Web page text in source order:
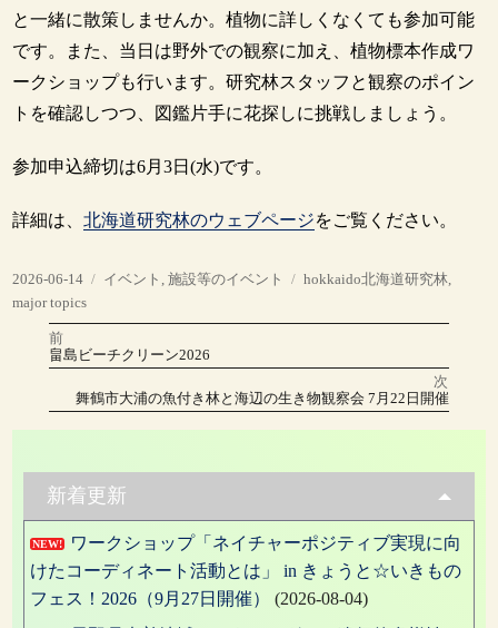
と一緒に散策しませんか。植物に詳しくなくても参加可能
です。また、当日は野外での観察に加え、植物標本作成ワ
ークショップも行います。研究林スタッフと観察のポイン
トを確認しつつ、図鑑片手に花探しに挑戦しましょう。
参加申込締切は6月3日(水)です。
詳細は、北海道研究林のウェブページをご覧ください。
投
稿
2026-06-14
カ
ゴ
リ
ー
イベント ,施設等のイベント
タ
hokkaido北海道研究林,
major topics
投
ナ
ゲ
ー
シ
ョ
前
前
の
畠島ビーチクリーン2026
次
の
舞鶴市大浦の魚付き林と海辺の生き物観察会 7月22日開催
新着更新
NEW!
ワークショップ「ネイチャーポジティブ実現に向
けたコーディネート活動とは」 in きょうと☆いきもの
フェス！2026（9月27日開催）
(2026-08-04)